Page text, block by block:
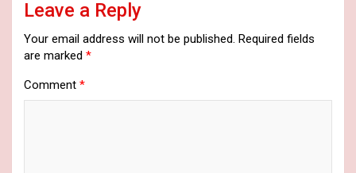
Leave a Reply
Your email address will not be published. Required fields
are marked *
Comment *